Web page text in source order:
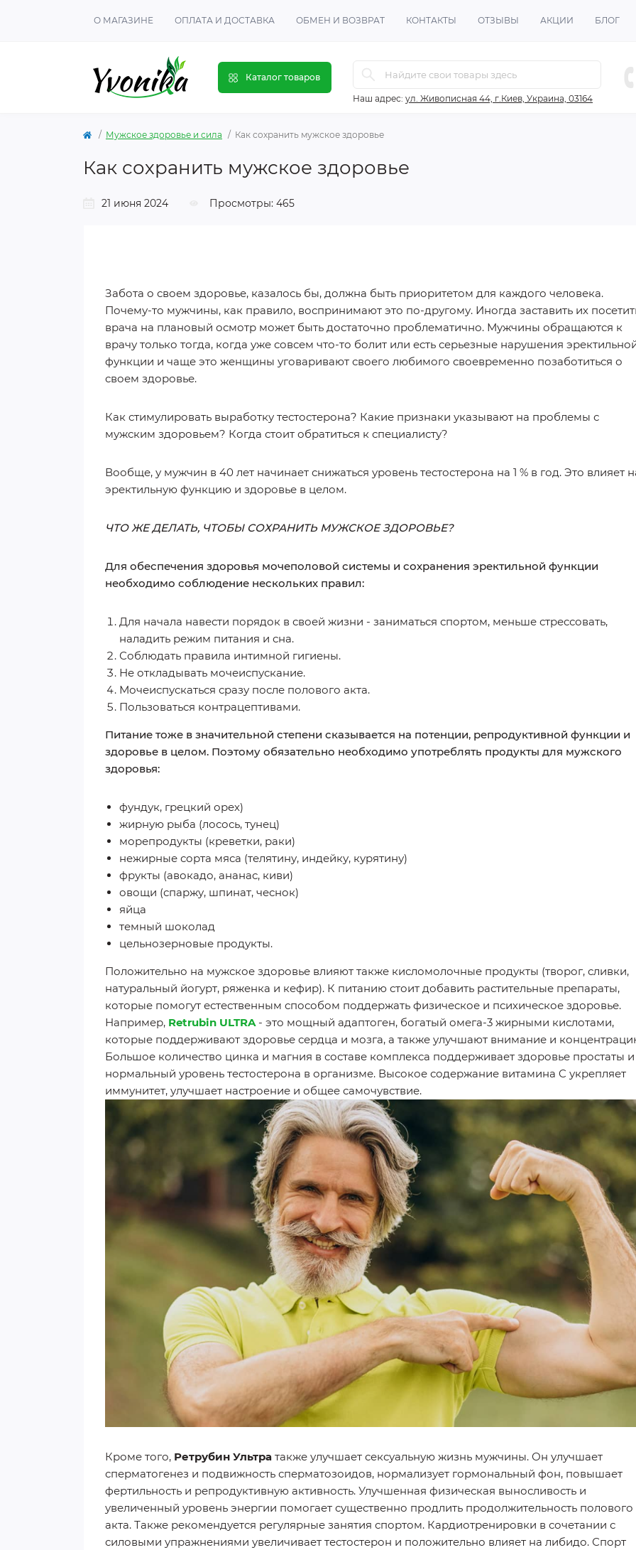
О МАГАЗИНЕ ОПЛАТА И ДОСТАВКА ОБМЕН И ВОЗВРАТ КОНТАКТЫ ОТЗЫВЫ АКЦИИ БЛОГ
Каталог товаров
Наш адрес: ул. Живописная 44, г.Киев, Украина, 03164
Мужское здоровье и сила Как сохранить мужское здоровье
Как сохранить мужское здоровье
21 июня 2024 Просмотры: 465
Забота о своем здоровье, казалось бы, должна быть приоритетом для каждого человека.
Почему-то мужчины, как правило, воспринимают это по-другому. Иногда заставить их
врача на плановый осмотр может быть достаточно проблематично. Мужчины обращаются к
врачу только тогда, когда уже совсем что-то болит или есть серьезные нарушения
функции и чаще это женщины уговаривают своего любимого своевременно позаботиться о
своем здоровье.
Как стимулировать выработку тестостерона? Какие признаки указывают на проблемы с
мужским здоровьем? Когда стоит обратиться к специалисту?
Вообще, у мужчин в 40 лет начинает снижаться уровень тестостерона на 1 % в год. Это влияет
эректильную функцию и здоровье в целом.
ЧТО ЖЕ ДЕЛАТЬ, ЧТОБЫ СОХРАНИТЬ МУЖСКОЕ ЗДОРОВЬЕ?
Для обеспечения здоровья мочеполовой системы и сохранения эректильной функции
необходимо соблюдение нескольких правил:
Для начала навести порядок в своей жизни - заниматься спортом, меньше стрессовать,
наладить режим питания и сна.
Соблюдать правила интимной гигиены.
Не откладывать мочеиспускание.
Мочеиспускаться сразу после полового акта.
Пользоваться контрацептивами.
Питание тоже в значительной степени сказывается на потенции, репродуктивной функции и
здоровье в целом. Поэтому обязательно необходимо употреблять продукты для мужского
здоровья:
фундук, грецкий орех)
жирную рыба (лосось, тунец)
морепродукты (креветки, раки)
нежирные сорта мяса (телятину, индейку, курятину)
фрукты (авокадо, ананас, киви)
овощи (спаржу, шпинат, чеснок)
яйца
темный шоколад
цельнозерновые продукты.
Положительно на мужское здоровье влияют также кисломолочные продукты (творог, сливки,
натуральный йогурт, ряженка и кефир). К питанию стоит добавить растительные препараты,
которые помогут естественным способом поддержать физическое и психическое здоровье.
Например, Retrubin ULTRA- это мощный адаптоген, богатый омега-3 жирными кислотами,
которые поддерживают здоровье сердца и мозга, а также улучшают внимание и
Большое количество цинка и магния в составе комплекса поддерживает здоровье простаты и
нормальный уровень тестостерона в организме. Высокое содержание витамина C укрепляет
иммунитет, улучшает настроение и общее самочувствие.
Кроме того, Ретрубин Ультра также улучшает сексуальную жизнь мужчины. Он улучшает
сперматогенез и подвижность сперматозоидов, нормализует гормональный фон, повышает
фертильность и репродуктивную активность. Улучшенная физическая выносливость и
увеличенный уровень энергии помогает существенно продлить продолжительность полового
акта. Также рекомендуется регулярные занятия спортом. Кардиотренировки в сочетании с
силовыми упражнениями увеличивает тестостерон и положительно влияет на либидо. Спорт